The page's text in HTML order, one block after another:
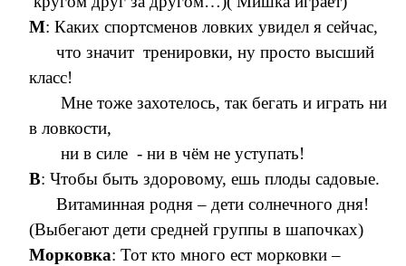
М: Каких спортсменов ловких увидел я сейчас,
что значит тренировки, ну просто высший
класс!
Мне тоже захотелось, так бегать и играть ни
в ловкости,
ни в силе - ни в чём не уступать!
В: Чтобы быть здоровому, ешь плоды садовые.
Витаминная родня – дети солнечного дня!
(Выбегают дети средней группы в шапочках)
Морковка: Тот кто много ест морковки –